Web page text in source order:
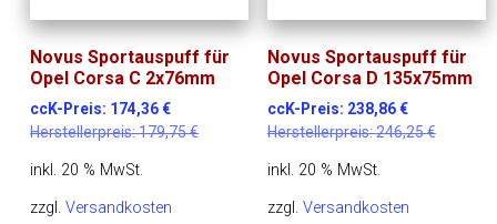
Novus Sportauspuff für
Opel Corsa C 2x76mm
ccK-Preis: 174,36€
Herstellerpreis:179,75€
inkl. 20 % MwSt.
zzgl.Versandkosten
Novus Sportauspuff für
Opel Corsa D 135x75mm
ccK-Preis: 238,86€
Herstellerpreis:246,25€
inkl. 20 % MwSt.
zzgl. Versandkosten